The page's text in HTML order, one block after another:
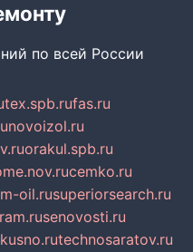
по всей России
fas.ru
novoizol.ru
orakul.spb.ru
cemko.ru
oil.rusuperiorsearch.ru
senovosti.ru
technosaratov.ru